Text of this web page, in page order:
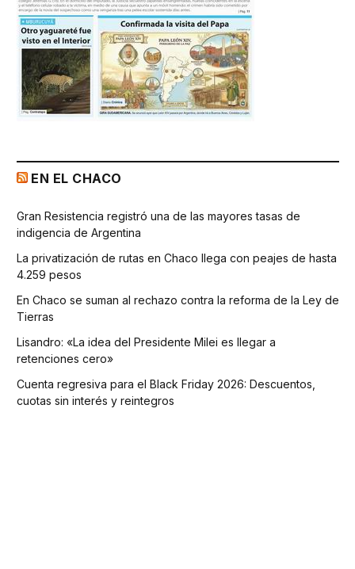
EN EL CHACO
Gran Resistencia registró una de las mayores tasas de
indigencia de Argentina
La privatización de rutas en Chaco llega con peajes de hasta
4.259 pesos
En Chaco se suman al rechazo contra la reforma de la Ley de
Tierras
Lisandro: «La idea del Presidente Milei es llegar a
retenciones cero»
Cuenta regresiva para el Black Friday 2026: Descuentos,
cuotas sin interés y reintegros